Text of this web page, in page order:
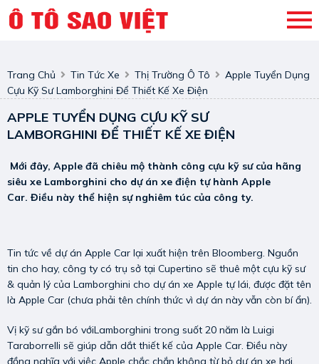
Trang Chủ Tin Tức Xe Thị Trường Ô Tô
Apple Tuyển Dụng
Cựu Kỹ Sư Lamborghini Để Thiết Kế Xe Điện
APPLE TUYỂN DỤNG CỰU KỸ SƯ
LAMBORGHINI ĐỂ THIẾT KẾ XE ĐIỆN
Mới đây, Apple đã chiêu mộ thành công cựu kỹ sư của hãng
siêu xe Lamborghini cho dự án xe điện tự hành Apple
Car. Điều này thể hiện sự nghiêm túc của công ty.
Tin tức về dự án Apple Car lại xuất hiện trên Bloomberg. Nguồn
tin cho hay, công ty có trụ sở tại Cupertino sẽ thuê một cựu kỹ sư
& quản lý của Lamborghini cho dự án xe Apple tự lái, được đặt tên
là Apple Car (chưa phải tên chính thức vì dự án này vẫn còn bí ẩn).
Vị kỹ sư gắn bó vớiLamborghini trong suốt 20 năm là Luigi
Taraborrelli sẽ giúp dẫn dắt thiết kế của Apple Car. Điều này
đồng nghĩa với việc Apple chắc chắn không từ bỏ dự án xe hơi.